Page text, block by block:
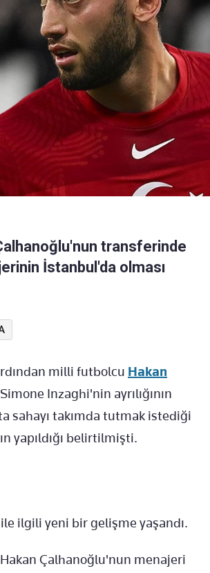
transferinde
İstanbul'da olması
milli futbolcu Hakan
Inzaghi'nin ayrılığının
sahayı takımda tutmak istediği
yapıldığı belirtilmişti.
ilgili yeni bir gelişme yaşandı.
Hakan Çalhanoğlu'nun menajeri